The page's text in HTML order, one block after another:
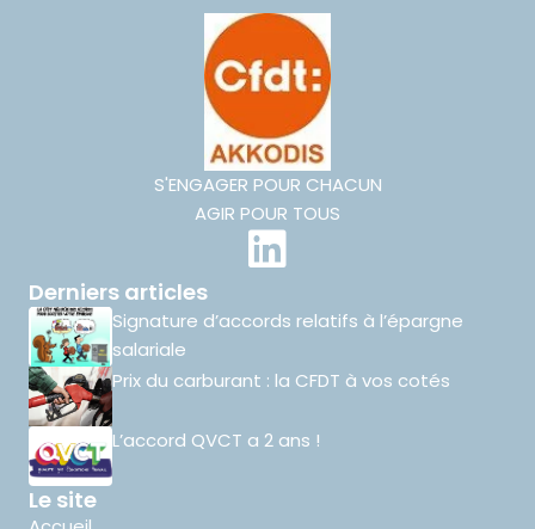
S'ENGAGER POUR CHACUN
AGIR POUR TOUS
Derniers articles
Signature d’accords relatifs à l’épargne
salariale
Prix du carburant : la CFDT à vos cotés
L’accord QVCT a 2 ans !
Le site